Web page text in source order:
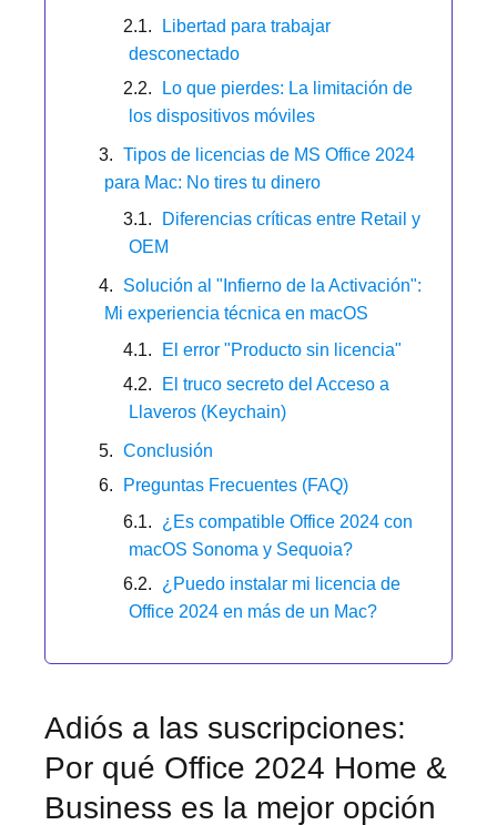
Libertad para trabajar
desconectado
Lo que pierdes: La limitación de
los dispositivos móviles
Tipos de licencias de MS Office 2024
para Mac: No tires tu dinero
Diferencias críticas entre Retail y
OEM
Solución al "Infierno de la Activación":
Mi experiencia técnica en macOS
El error "Producto sin licencia"
El truco secreto del Acceso a
Llaveros (Keychain)
Conclusión
Preguntas Frecuentes (FAQ)
¿Es compatible Office 2024 con
macOS Sonoma y Sequoia?
¿Puedo instalar mi licencia de
Office 2024 en más de un Mac?
Adiós a las suscripciones:
Por qué Office 2024 Home &
Business es la mejor opción